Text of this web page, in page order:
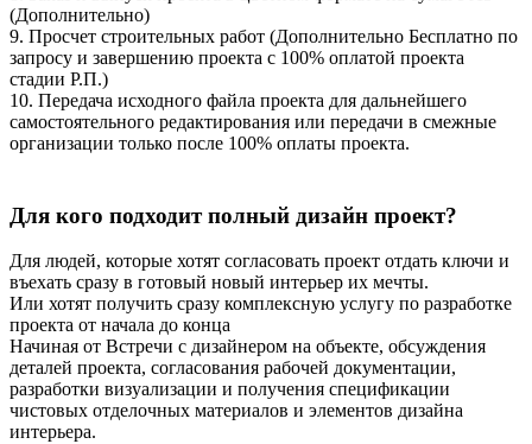
(Дополнительно)
9. Просчет строительных работ (Дополнительно Бесплатно по
запросу и завершению проекта с 100% оплатой проекта
стадии Р.П.)
10. Передача исходного файла проекта для дальнейшего
самостоятельного редактирования или передачи в смежные
организации только после 100% оплаты проекта.
Для кого подходит полный дизайн проект?
Для людей, которые хотят согласовать проект отдать ключи и
въехать сразу в готовый новый интерьер их мечты.
Или хотят получить сразу комплексную услугу по разработке
проекта от начала до конца
Начиная от Встречи с дизайнером на объекте, обсуждения
деталей проекта, согласования рабочей документации,
разработки визуализации и получения спецификации
чистовых отделочных материалов и элементов дизайна
интерьера.